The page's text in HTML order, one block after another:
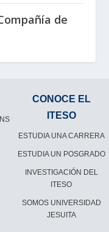
de
CONOCE EL
ITESO
ESTUDIA UNA CARRERA
ESTUDIA UN POSGRADO
INVESTIGACIÓN DEL
ITESO
SOMOS UNIVERSIDAD
JESUITA